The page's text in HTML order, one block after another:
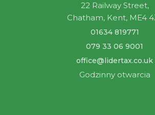
22 Railway Street,
Chatham, Kent, ME4
01634 819771
079 33 06 9001
office@lidertax.co.uk
Godzinny otwarcia